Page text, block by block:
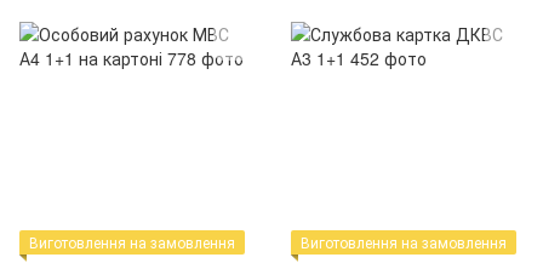
Виготовлення на замовлення
Виготовлення на замовлення